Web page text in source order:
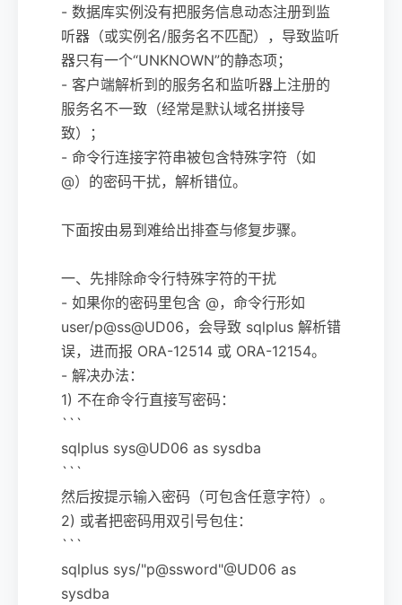
- 数据库实例没有把服务信息动态注册到监
听器（或实例名/服务名不匹配），导致监听
器只有一个“UNKNOWN”的静态项；
- 客户端解析到的服务名和监听器上注册的
服务名不一致（经常是默认域名拼接导
致）；
- 命令行连接字符串被包含特殊字符（如
@）的密码干扰，解析错位。
下面按由易到难给出排查与修复步骤。
一、先排除命令行特殊字符的干扰
- 如果你的密码里包含 @，命令行形如
user/p@ss@UD06，会导致 sqlplus 解析错
误，进而报 ORA-12514 或 ORA-12154。
- 解决办法：
1) 不在命令行直接写密码：
```
sqlplus sys@UD06 as sysdba
```
然后按提示输入密码（可包含任意字符）。
2) 或者把密码用双引号包住：
```
sqlplus sys/"p@ssword"@UD06 as
sysdba